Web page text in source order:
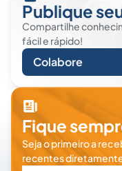
Publique
Compartilhe
fácil e rápido!
Colabore
Fique
Seja o primeiro a
recentes